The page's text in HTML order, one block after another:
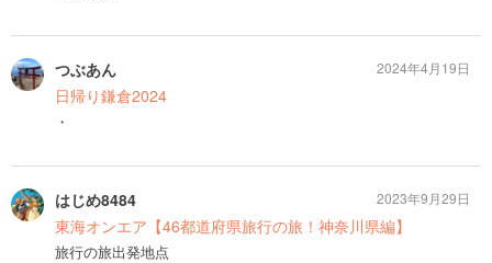
つぶあん
日帰り鎌倉2024
・
2024年4月19日
はじめ8484
東海オンエア【46都道府県旅行の旅！神奈川県編】
旅行の旅出発地点
2023年9月29日